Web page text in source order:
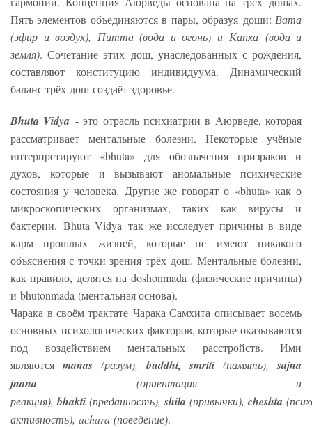
Пять элементов объединяются в пары, образуя доши: Вата
(эфир и воздух), Питта (вода и огонь) и Капха (вода и
земля). Сочетание этих дош, унаследованных с рождения,
составляют конституцию индивидуума. Динамический
баланс трёх дош создаёт здоровье.
Bhuta Vidya - это отрасль психиатрии в Аюрведе, которая
рассматривает ментальные болезни. Некоторые учёные
интерпретируют «bhuta» для обозначения призраков и
духов, которые и вызывают аномальные психические
состояния у человека. Другие же говорят о «bhuta» как о
микроскопических организмах, таких как вирусы и
бактерии. Bhuta Vidya так же исследует причины в виде
карм прошлых жизней, которые не имеют никакого
объяснения с точки зрения трёх дош. Ментальные болезни,
как правило, делятся на doshonmada (физические причины)
и bhutonmada (ментальная основа).
Чарака в своём трактате Чарака Самхита описывает восемь
основных психологических факторов, которые оказываются
под воздействием ментальных расстройств. Ими
являются manas (разум), buddhi, smriti (память), sajna
jnana (ориентация и
реакция), bhakti (преданность), shila (привычки), cheshta
активность), achara (поведение).